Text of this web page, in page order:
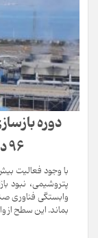
دوره
۹۶ درصدی فناوری پتروشیمی
پتروشیمی، نبود
بماند. این سطح از